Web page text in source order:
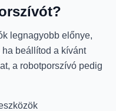
legnagyobb előnye,
beállítod a kívánt
a robotporszívó pedig